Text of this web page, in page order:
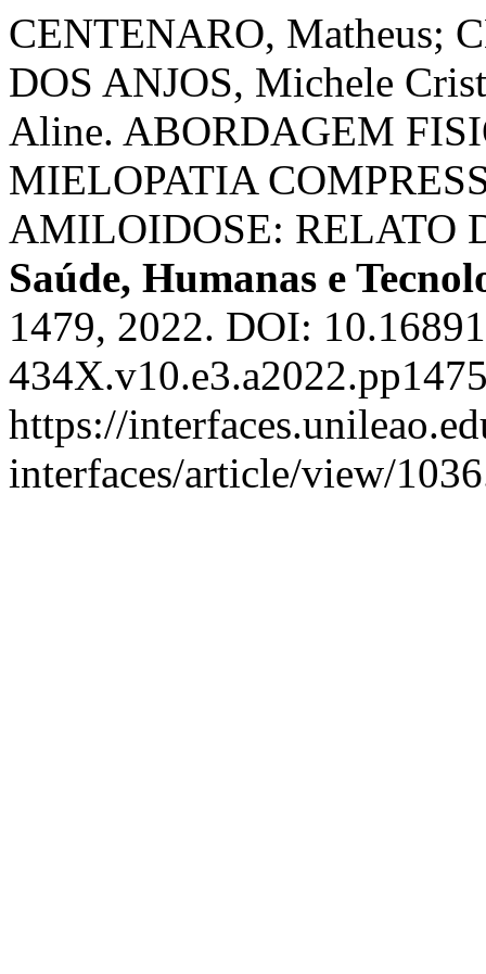
CENTENARO, Matheus;
DOS ANJOS, Michele
Aline. ABORDAGEM
MIELOPATIA
AMILOIDOSE: RELATO
Saúde, Humanas e
1479, 2022. DOI:
https://
interfaces/article/view/